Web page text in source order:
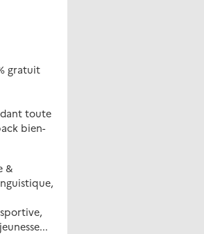
gratuit
toute
bien-
&